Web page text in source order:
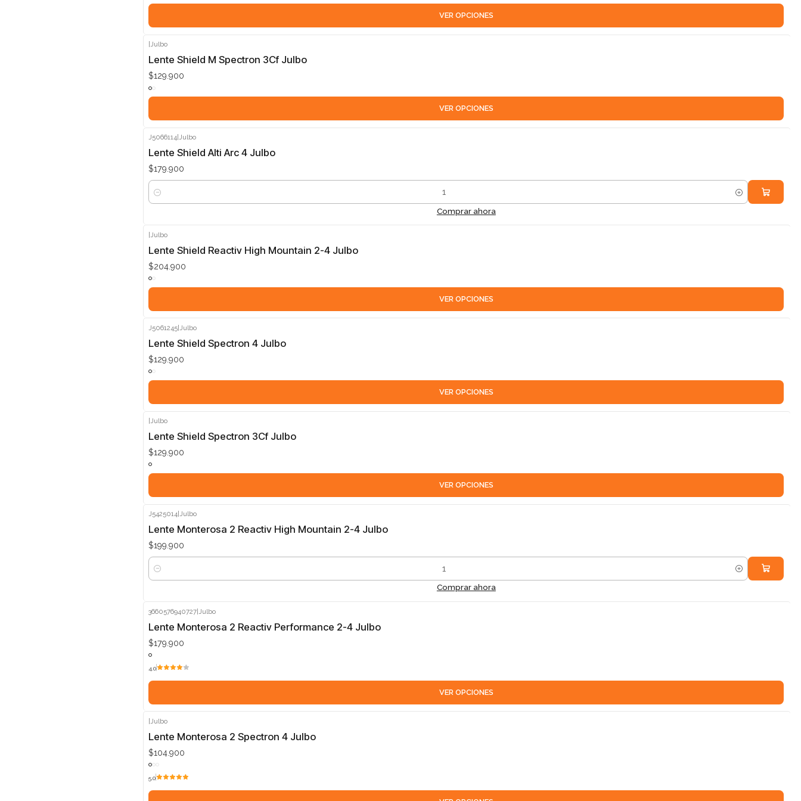
VER OPCIONES
|Julbo
Lente Shield M Spectron 3Cf Julbo
$129.900
VER OPCIONES
J5066114 |Julbo
Lente Shield Alti Arc 4 Julbo
$179.900
Cantidad
Comprar ahora
|Julbo
Lente Shield Reactiv High Mountain 2-4 Julbo
$204.900
VER OPCIONES
J5061245 |Julbo
Lente Shield Spectron 4 Julbo
$129.900
VER OPCIONES
|Julbo
Lente Shield Spectron 3Cf Julbo
$129.900
VER OPCIONES
J5425014 |Julbo
Lente Monterosa 2 Reactiv High Mountain 2-4 Julbo
$199.900
Cantidad
Comprar ahora
3660576940727 |Julbo
Lente Monterosa 2 Reactiv Performance 2-4 Julbo
$179.900
4.0
VER OPCIONES
|Julbo
Lente Monterosa 2 Spectron 4 Julbo
$104.900
5.0